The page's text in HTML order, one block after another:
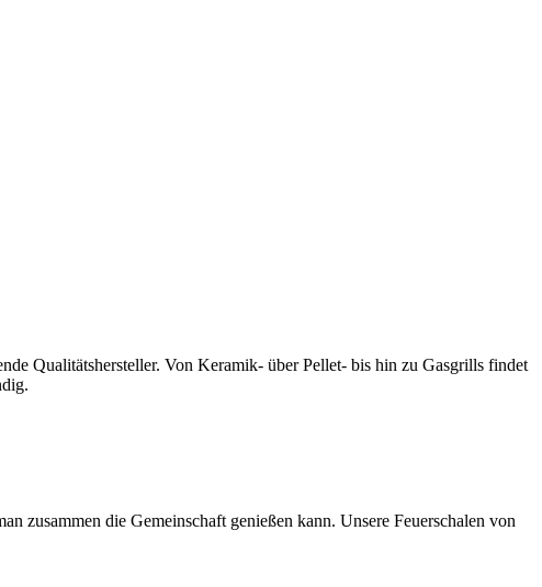
Qualitätshersteller. Von Keramik- über Pellet- bis hin zu Gasgrills findet
zusammen die Gemeinschaft genießen kann. Unsere Feuerschalen von